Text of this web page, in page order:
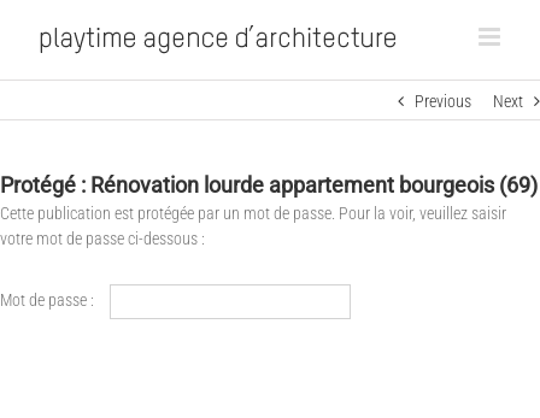
Previous Next
Protégé : Rénovation lourde appartement bourgeois (69)
Cette publication est protégée par un mot de passe. Pour la voir, veuillez saisir
votre mot de passe ci-dessous :
Mot de passe :